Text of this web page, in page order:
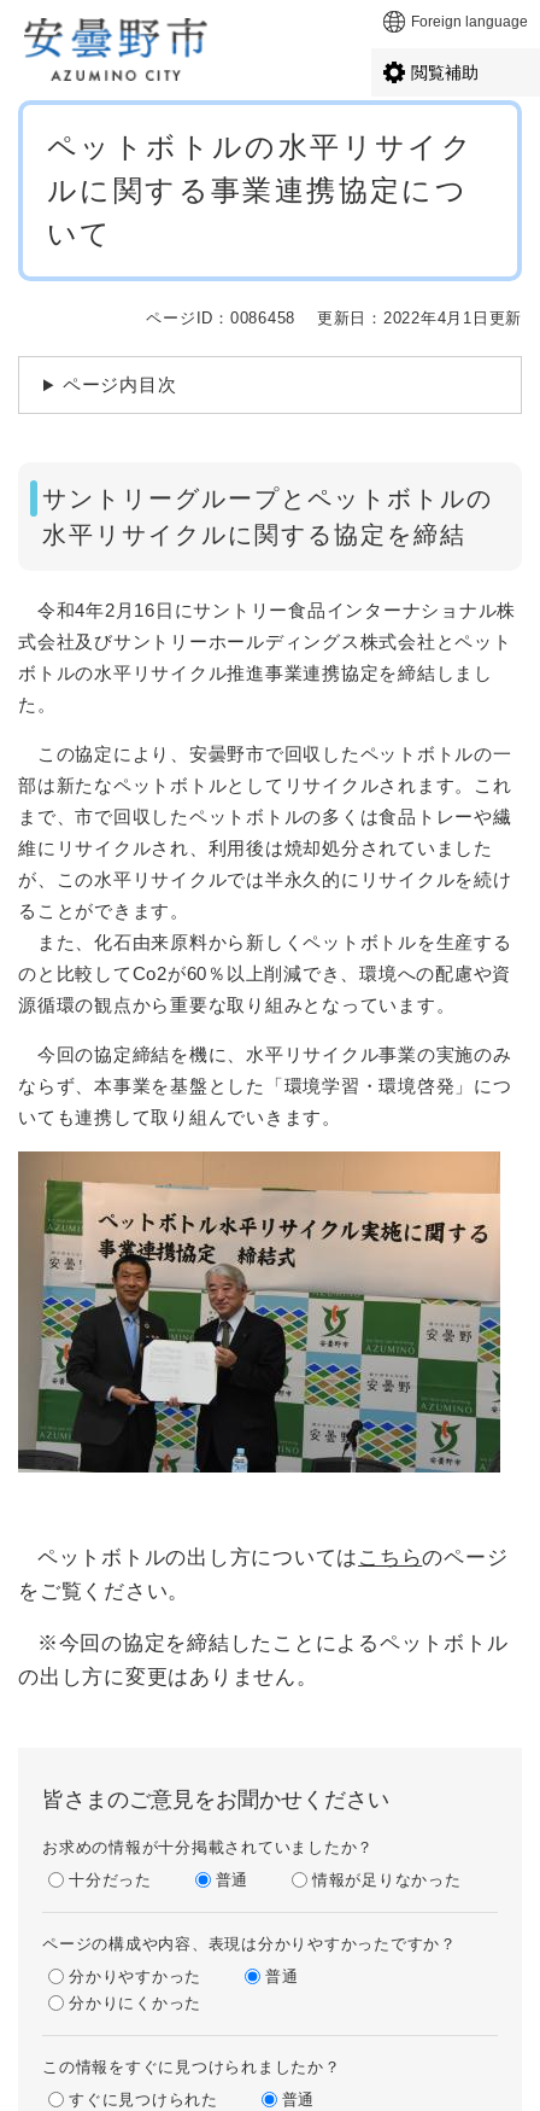
メニューを飛ばして本文へ Foreign language
閲覧補助
本
ペットボトルの水平リサイク
ルに関する事業連携協定につ
いて
ページID：0086458 更新日：2022年4月1日更新
ページ内目次
サントリーグループとペットボトルの
水平リサイクルに関する協定を締結
令和4年2月16日にサントリー食品インターナショナル株
式会社及びサントリーホールディングス株式会社とペット
ボトルの水平リサイクル推進事業連携協定を締結しまし
た。
この協定により、安曇野市で回収したペットボトルの一
部は新たなペットボトルとしてリサイクルされます。これ
まで、市で回収したペットボトルの多くは食品トレーや繊
維にリサイクルされ、利用後は焼却処分されていました
が、この水平リサイクルでは半永久的にリサイクルを続け
ることができます。
また、化石由来原料から新しくペットボトルを生産する
のと比較してCo2が60％以上削減でき、環境への配慮や資
源循環の観点から重要な取り組みとなっています。
今回の協定締結を機に、水平リサイクル事業の実施のみ
ならず、本事業を基盤とした「環境学習・環境啓発」につ
いても連携して取り組んでいきます。
ペットボトルの出し方については こちらのページ
をご覧ください。
※今回の協定を締結したことによるペットボトル
の出し方に変更はありません。
皆さまのご意見をお聞かせください
お求めの情報が十分掲載されていましたか？
十分だった
普通 情報が足りなかった
ページの構成や内容、表現は分かりやすかったですか？
分かりやすかった
普通
分かりにくかった
この情報をすぐに見つけられましたか？
すぐに見つけられた
普通